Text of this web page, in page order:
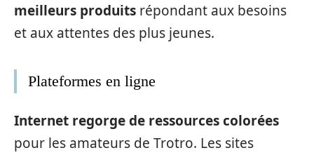
meilleurs produits répondant aux besoins
et aux attentes des plus jeunes.
Plateformes en ligne
Internet regorge de ressources colorées
pour les amateurs de Trotro. Les sites